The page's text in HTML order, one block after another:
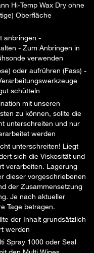
Hi-Temp Wax Dry ohne
Oberfläche
anbringen -
- Zum Anbringen in
verwenden
oder aufrühren (Fass) -
schütteln
mit unseren
zu können, sollte die
unterschreiten und nur
werden
unterschreiten! Liegt
sich die Viskosität und
verarbeiten. Lagerung
dieser vorgeschriebenen
der Zusammensetzung
Je nach aktueller
Tage betragen.
der Inhalt grundsätzlich
werden
Spray 1000 oder Seal